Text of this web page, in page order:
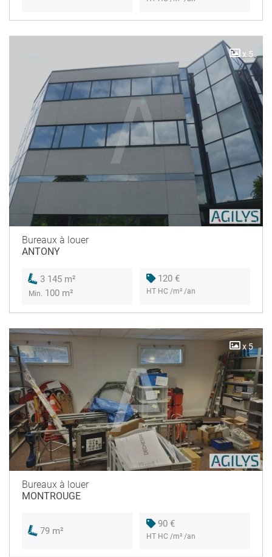
x 5
Bureaux à louer
ANTONY
3 145 m²
Min. 100 m²
120 €
HT HC /m² /an
x 5
Bureaux à louer
MONTROUGE
79 m²
90 €
HT HC /m² /an